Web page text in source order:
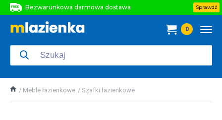
Bezwarunkowa darmowa dostawa
Bezwarunkowa darmowa dostawa
Sprawdź
0
Meble łazienkowe Szafki łazienkowe